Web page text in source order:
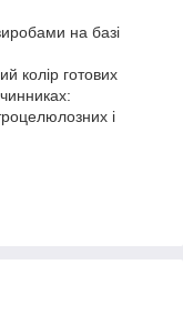
на базі
колір готових
і